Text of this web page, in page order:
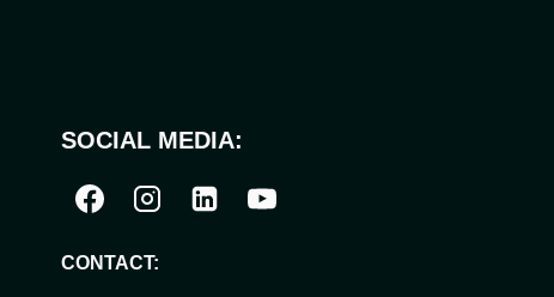
SOCIAL MEDIA:
CONTACT: